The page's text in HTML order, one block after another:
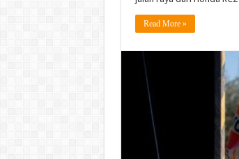
Read More »